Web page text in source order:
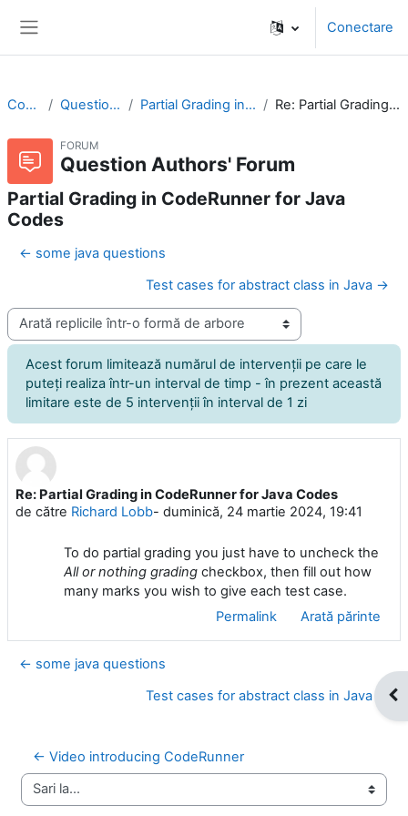
Conectare
CodeRunner Question Authors' Forum Partial Grading in CodeRunner for Java Codes Re: Partial Grading in CodeRunner for Java Codes
FORUM
Question Authors' Forum
Partial Grading in CodeRunner for Java
Codes
← some java questions
Test cases for abstract class in Java →
Afişează mod
Acest forum limitează numărul de intervenţii pe care le
puteţi realiza într-un interval de timp - în prezent această
limitare este de 5 intervenţii în interval de 1 zi
Re: Partial Grading in CodeRunner for Java Codes
de către Richard Lobb- duminică, 24 martie 2024, 19:41
Număr de răspunsuri: 0
To do partial grading you just have to uncheck the
All or nothing grading checkbox, then fill out how
many marks you wish to give each test case.
Permalink
Arată părinte
← some java questions
Test cases for abstract class in Java →
← Video introducing CodeRunner
Sari la...